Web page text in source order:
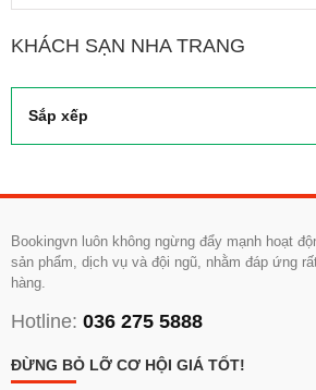
KHÁCH SẠN NHA TRANG
Sắp xếp
Bookingvn luôn không ngừng đẩy mạnh hoạt
sản phẩm, dịch vụ và đội ngũ, nhằm đáp ứng
hàng.
Hotline: 036 275 5888
ĐỪNG BỎ LỠ CƠ HỘI GIÁ TỐT!